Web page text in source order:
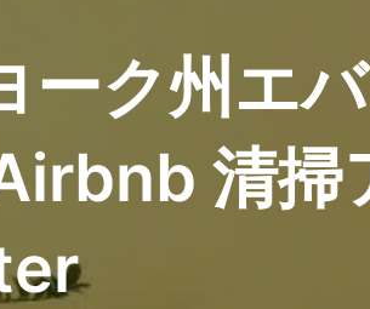
ーク州エ
清掃